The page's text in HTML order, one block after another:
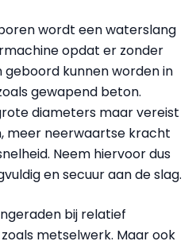
wordt een waterslang
opdat er zonder
kunnen worden in
gewapend beton.
diameters maar vereist
meer neerwaartse kracht
Neem hiervoor dus
en secuur aan de slag.
bij relatief
metselwerk. Maar ook